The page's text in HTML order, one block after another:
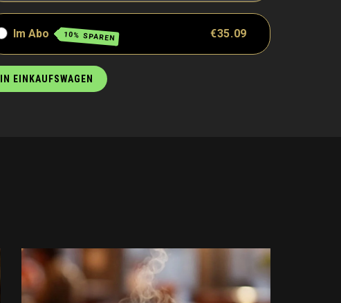
Im Abo 10% SPAREN €35.09
IN EINKAUFSWAGEN